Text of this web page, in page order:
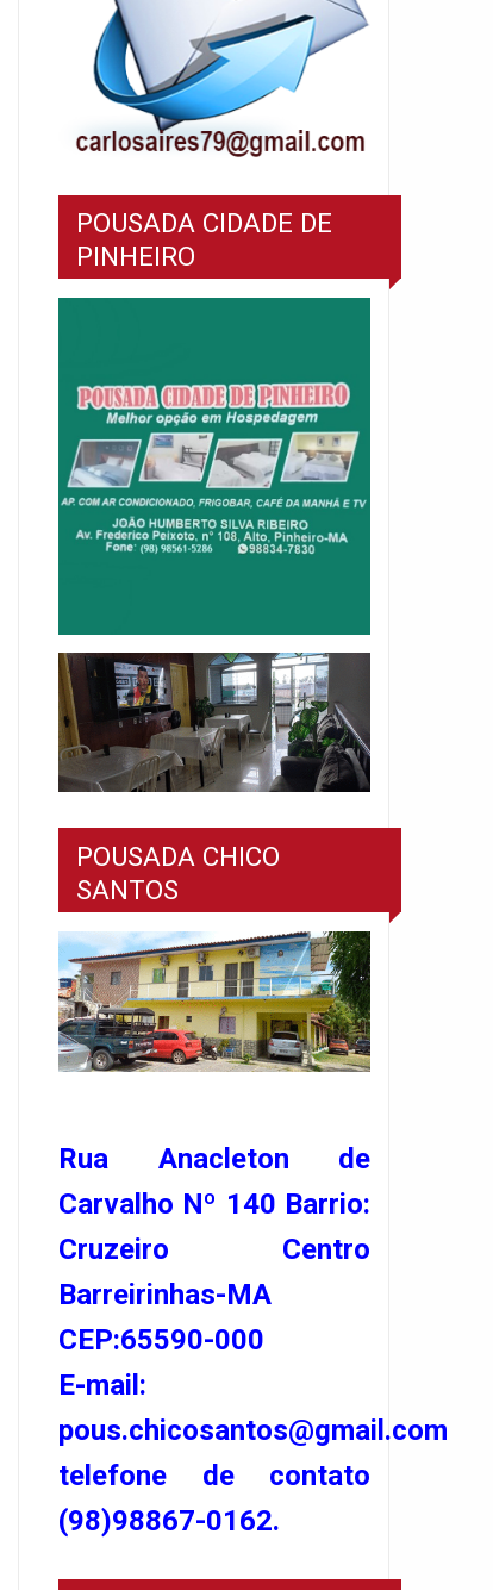
POUSADA CIDADE DE
PINHEIRO
POUSADA CHICO
SANTOS
Rua Anacleton de
Carvalho Nº 140 Barrio:
Cruzeiro Centro
Barreirinhas-MA
CEP:65590-000
E-mail:
pous.chicosantos@gmail.com
telefone de contato
(98)98867-0162.